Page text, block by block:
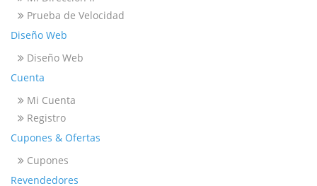
Prueba de Velocidad
Diseño Web
Diseño Web
Cuenta
Mi Cuenta
Registro
Cupones & Ofertas
Cupones
Revendedores